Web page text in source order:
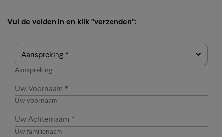
Vul de velden in en klik "verzenden":